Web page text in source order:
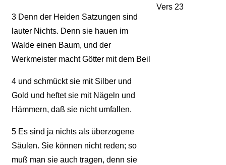
3Denn der Heiden Satzungen sind
lauter Nichts. Denn sie hauen im
Walde einen Baum, und der
Werkmeister macht Götter mit dem Beil
4und schmückt sie mit Silber und
Gold und heftet sie mit Nägeln und
Hämmern, daß sie nicht umfallen.
5Es sind ja nichts als überzogene
Säulen. Sie können nicht reden; so
muß man sie auch tragen, denn sie
Vers 23